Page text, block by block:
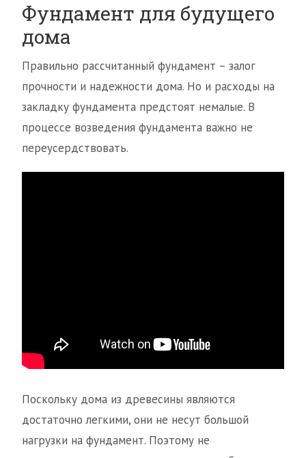
Фундамент для будущего
дома
Правильно рассчитанный фундамент – залог
прочности и надежности дома. Но и расходы на
закладку фундамента предстоят немалые. В
процессе возведения фундамента важно не
переусердствовать.
Поскольку дома из древесины являются
достаточно легкими, они не несут большой
нагрузки на фундамент. Поэтому не